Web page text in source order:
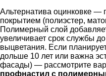
Альтернатива оцинковке
покрытием (полиэстер,
Полимерный слой
увеличивает срок службы
выцветания. Если
дольше 10 лет или важна
фасады) — рассмотрите
профнастил с